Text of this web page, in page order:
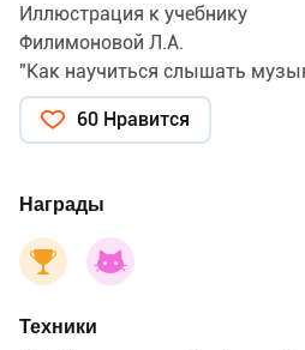
Иллюстрация к учебнику
Филимоновой Л.А.
"Как научиться слышать
60 Нравится
Награды
Техники